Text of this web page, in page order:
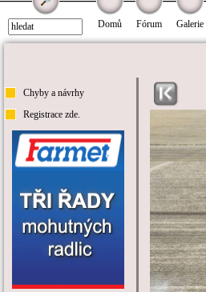
Domů Fórum Galerie
Chyby a návrhy
Registrace zde.